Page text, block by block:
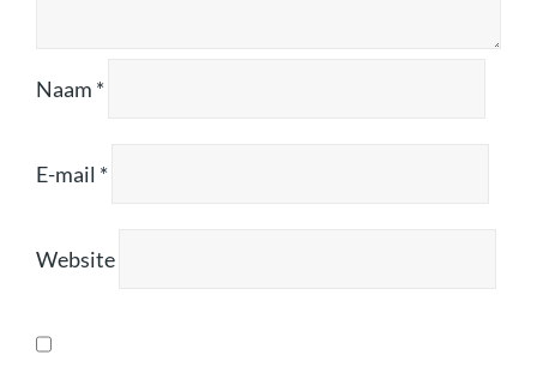
Naam *
E-mail *
Website